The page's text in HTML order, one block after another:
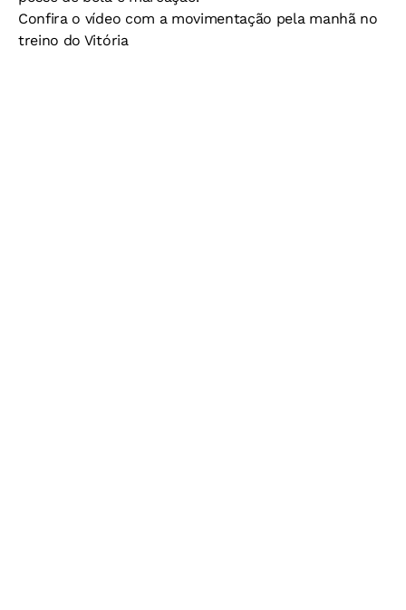
Confira o vídeo com a movimentação pela manhã no
treino do Vitória